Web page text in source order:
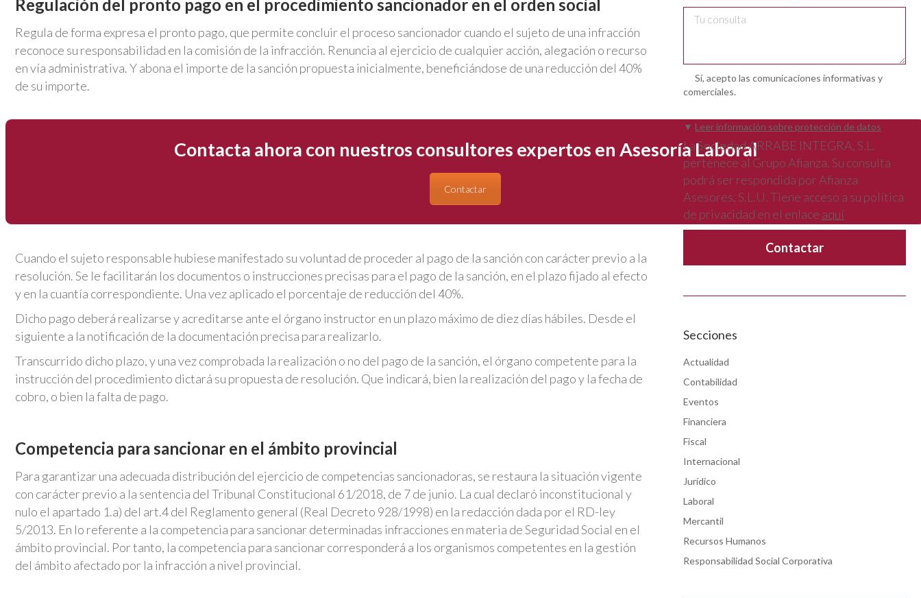
Regulación del pronto pago en el procedimiento sancionador en el orden social
Regula de forma expresa el pronto pago, que permite concluir el proceso sancionador cuando el sujeto de una infracción
reconoce su responsabilidad en la comisión de la infracción. Renuncia al ejercicio de cualquier acción, alegación o recurso
en vía administrativa. Y abona el importe de la sanción propuesta inicialmente, beneficiándose de una reducción del 40%
de su importe.
Contacta ahora con nuestros consultores expertos en Asesoría Laboral
Contactar
Cuando el sujeto responsable hubiese manifestado su voluntad de proceder al pago de la sanción con carácter previo a la
resolución. Se le facilitarán los documentos o instrucciones precisas para el pago de la sanción, en el plazo fijado al efecto
y en la cuantía correspondiente. Una vez aplicado el porcentaje de reducción del 40%.
Dicho pago deberá realizarse y acreditarse ante el órgano instructor en un plazo máximo de diez días hábiles. Desde el
siguiente a la notificación de la documentación precisa para realizarlo.
Transcurrido dicho plazo, y una vez comprobada la realización o no del pago de la sanción, el órgano competente para la
instrucción del procedimiento dictará su propuesta de resolución. Que indicará, bien la realización del pago y la fecha de
cobro, o bien la falta de pago.
Competencia para sancionar en el ámbito provincial
Para garantizar una adecuada distribución del ejercicio de competencias sancionadoras, se restaura la situación vigente
con carácter previo a la sentencia del Tribunal Constitucional 61/2018, de 7 de junio. La cual declaró inconstitucional y
nulo el apartado 1.a) del art.4 del Reglamento general (Real Decreto 928/1998) en la redacción dada por el RD-ley
5/2013. En lo referente a la competencia para sancionar determinadas infracciones en materia de Seguridad Social en el
ámbito provincial. Por tanto, la competencia para sancionar corresponderá a los organismos competentes en la gestión
del ámbito afectado por la infracción a nivel provincial.
Sí, acepto las comunicaciones informativas y
comerciales.
▼ Leer información sobre protección de datos
La Sociedad ARRABE INTEGRA, S.L.
pertenece al Grupo Afianza. Su consulta
podrá ser respondida por Afianza
Asesores, S.L.U. Tiene acceso a su política
de privacidad en el enlace aquí
Secciones
Actualidad
Contabilidad
Eventos
Financiera
Fiscal
Internacional
Jurídico
Laboral
Mercantil
Recursos Humanos
Responsabilidad Social Corporativa